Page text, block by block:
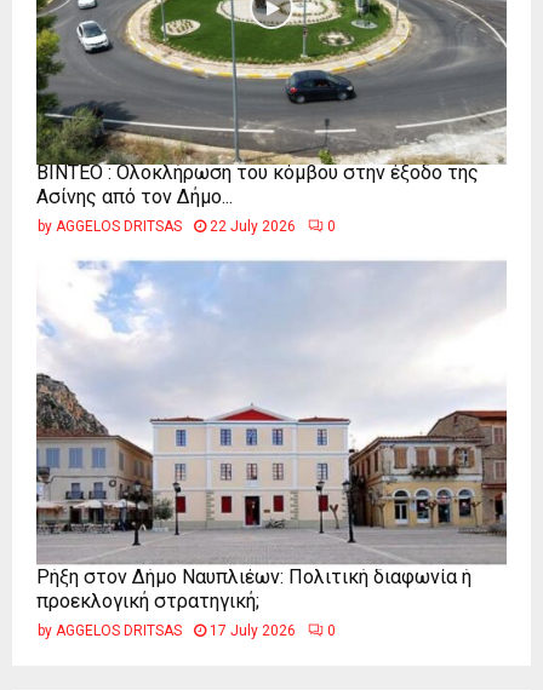
ΒΙΝΤΕΟ : Ολοκλήρωση του κόμβου στην έξοδο της
Ασίνης από τον Δήμο...
by AGGELOS DRITSAS 22 July 2026 0
Ρήξη στον Δήμο Ναυπλιέων: Πολιτική διαφωνία ή
προεκλογική στρατηγική;
by AGGELOS DRITSAS 17 July 2026 0